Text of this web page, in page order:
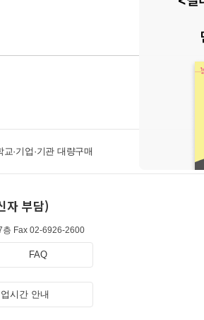
교·기업·기관 대량구매
자 부담)
층 Fax 02-6926-2600
FAQ
시간 안내